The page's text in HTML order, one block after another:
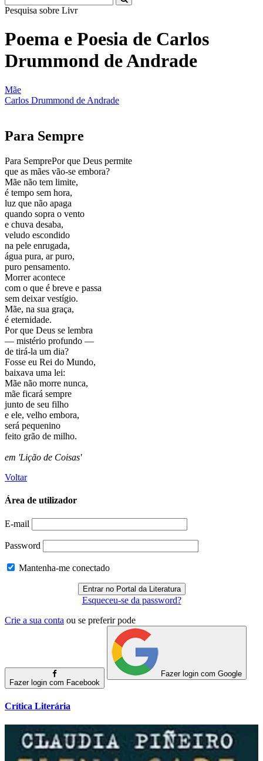
Pesquisa sobre Literatura
Poema e Poesia de Carlos
Drummond de Andrade
Mãe
Carlos Drummond de Andrade
Para Sempre
Para SemprePor que Deus permite
que as mães vão-se embora?
Mãe não tem limite,
é tempo sem hora,
luz que não apaga
quando sopra o vento
e chuva desaba,
veludo escondido
na pele enrugada,
água pura, ar puro,
puro pensamento.
Morrer acontece
com o que é breve e passa
sem deixar vestígio.
Mãe, na sua graça,
é eternidade.
Por que Deus se lembra
— mistério profundo —
de tirá-la um dia?
Fosse eu Rei do Mundo,
baixava uma lei:
Mãe não morre nunca,
mãe ficará sempre
junto de seu filho
e ele, velho embora,
será pequenino
feito grão de milho.
em 'Lição de Coisas'
Voltar
Área de utilizador
E-mail
Password
Mantenha-me conectado
Esqueceu-se da password?
Crie a sua conta ou se preferir pode
Fazer login com Facebook
Fazer login com Google
Crítica Literária